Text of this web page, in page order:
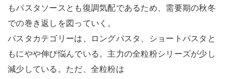
もパスタソースとも復調気配であるため、需要期の秋冬
での巻き返しを図っていく。
パスタカテゴリーは、ロングパスタ、ショートパスタと
もにやや伸び悩んでいる。主力の全粒粉シリーズが少し
減少している。ただ、全粒粉は